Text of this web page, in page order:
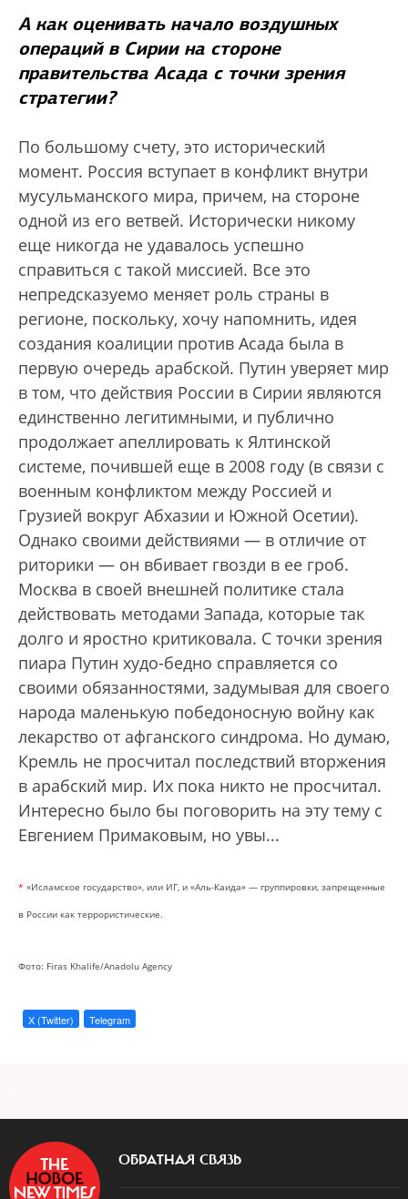
А как оценивать начало воздушных
операций в Сирии на стороне
правительства Асада с точки зрения
стратегии?
По большому счету, это исторический
момент. Россия вступает в конфликт внутри
мусульманского мира, причем, на стороне
одной из его ветвей. Исторически никому
еще никогда не удавалось успешно
справиться с такой миссией. Все это
непредсказуемо меняет роль страны в
регионе, поскольку, хочу напомнить, идея
создания коалиции против Асада была в
первую очередь арабской. Путин уверяет мир
в том, что действия России в Сирии являются
единственно легитимными, и публично
продолжает апеллировать к Ялтинской
системе, почившей еще в 2008 году (в связи с
военным конфликтом между Россией и
Грузией вокруг Абхазии и Южной Осетии).
Однако своими действиями — в отличие от
риторики — он вбивает гвозди в ее гроб.
Москва в своей внешней политике стала
действовать методами Запада, которые так
долго и яростно критиковала. С точки зрения
пиара Путин худо-бедно справляется со
своими обязанностями, задумывая для своего
народа маленькую победоносную войну как
лекарство от афганского синдрома. Но думаю,
Кремль не просчитал последствий вторжения
в арабский мир. Их пока никто не просчитал.
Интересно было бы поговорить на эту тему с
Евгением Примаковым, но увы...
* «Исламское государство», или ИГ, и «Аль-Каида» — группировки, запрещенные
в России как террористические.
Фото: Firas Khalife/Anadolu Agency
X (Twitter) Telegram
ОБРАТНАЯ СВЯЗЬ